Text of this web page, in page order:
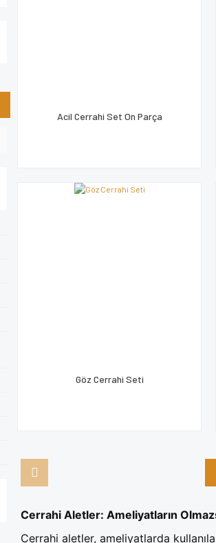
Acil Cerrahi Set On Parça
Göz Cerrahi Seti
Cerrahi Aletler: Ameliyatların
Cerrahi aletler, ameliyatlarda